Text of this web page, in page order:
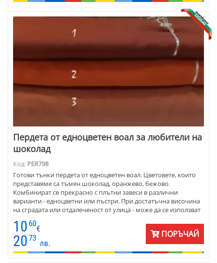
Пердета от едноцветен воал за любители на
шоколад
Код: PER798
Готови тънки пердета от едноцветен воал. Цветовете, които
представяме са тъмен шоколад, оранжево, бежово.
Комбинират се прекрасно с плътни завеси в различни
варианти - едноцветни или пъстри. При достатъчна височина
на сградата или отдалеченост от улица - може да се използват
без плътна завеса или щори. Цената на пердето е на метър,
готово за окачване, с перделък.
10 60
€
2073
лв.
ПОРЪЧАЙ